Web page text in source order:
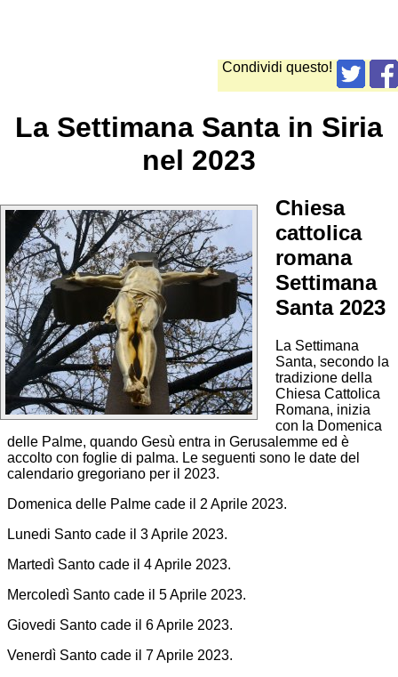
Condividi questo!
La Settimana Santa in Siria
nel 2023
Chiesa
cattolica
romana
Settimana
Santa 2023
La Settimana
Santa, secondo la
tradizione della
Chiesa Cattolica
Romana, inizia
con la Domenica
delle Palme, quando Gesù entra in Gerusalemme ed è
accolto con foglie di palma. Le seguenti sono le date del
calendario gregoriano per il 2023.
Domenica delle Palme cade il 2 Aprile 2023.
Lunedi Santo cade il 3 Aprile 2023.
Martedì Santo cade il 4 Aprile 2023.
Mercoledì Santo cade il 5 Aprile 2023.
Giovedi Santo cade il 6 Aprile 2023.
Venerdì Santo cade il 7 Aprile 2023.